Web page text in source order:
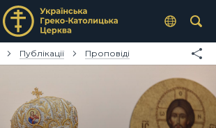
Публікації Проповіді